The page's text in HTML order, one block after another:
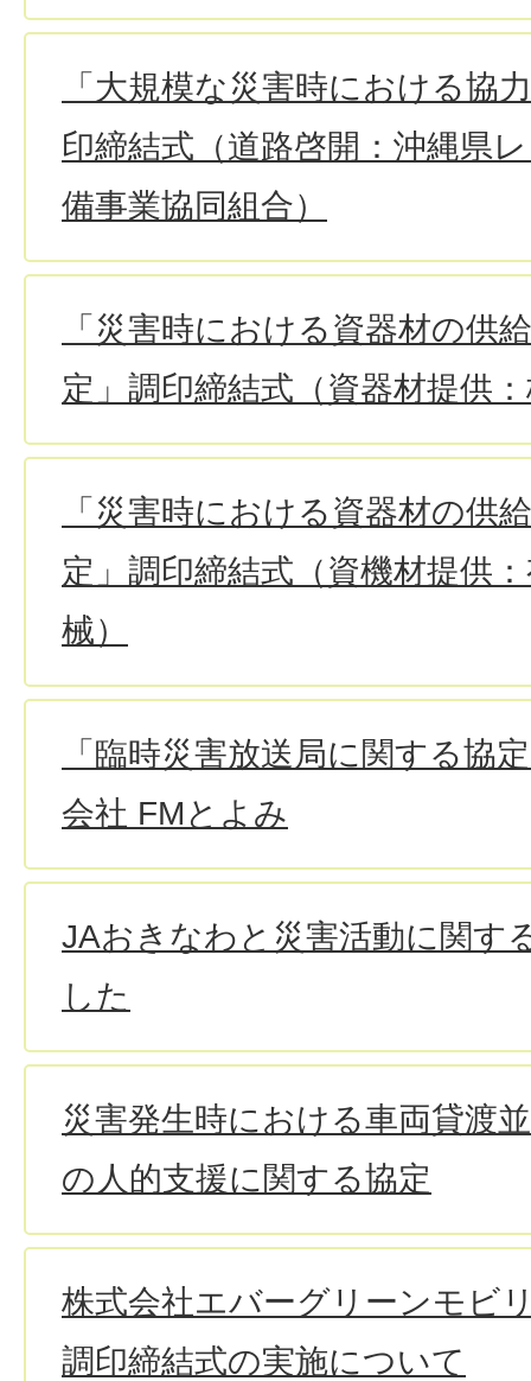
「大規模な災害時における協
印締結式（道路啓開：沖縄県
備事業協同組合）
「災害時における資器材の供
定」調印締結式（資器材提供
「災害時における資器材の供
定」調印締結式（資機材提供
械）
「臨時災害放送局に関する協
会社 FMとよみ
JAおきなわと災害活動に関す
した
災害発生時における車両貸渡
の人的支援に関する協定
株式会社エバーグリーンモビ
調印締結式の実施について